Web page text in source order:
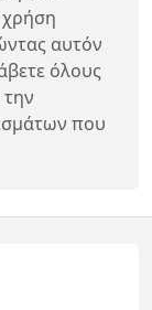
αυτόν
όλους
που